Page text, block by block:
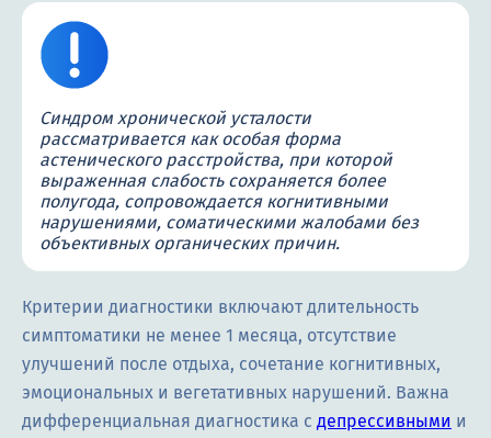
Синдром хронической усталости
рассматривается как особая форма
астенического расстройства, при которой
выраженная слабость сохраняется более
полугода, сопровождается когнитивными
нарушениями, соматическими жалобами без
объективных органических причин.
Критерии диагностики включают длительность
симптоматики не менее 1 месяца, отсутствие
улучшений после отдыха, сочетание когнитивных,
эмоциональных и вегетативных нарушений. Важна
дифференциальная диагностика с депрессивными и